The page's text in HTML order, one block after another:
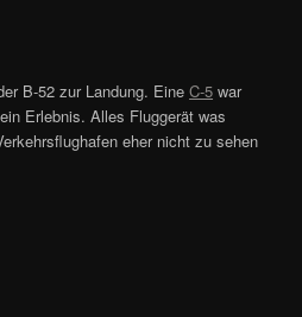
B-52 zur Landung. EineC-5 war
Erlebnis. Alles Fluggerät was
eher nicht zu sehen